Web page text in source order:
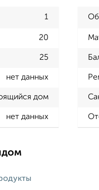
1
20
25
нет данных
дом
нет данных